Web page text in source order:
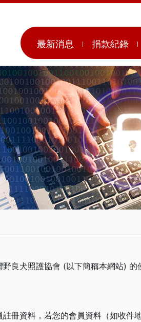
最新消息 捐款紀錄
良犬照護協會 (以下簡稱本網站) 的
冊資料，若您的會員資料（如收件